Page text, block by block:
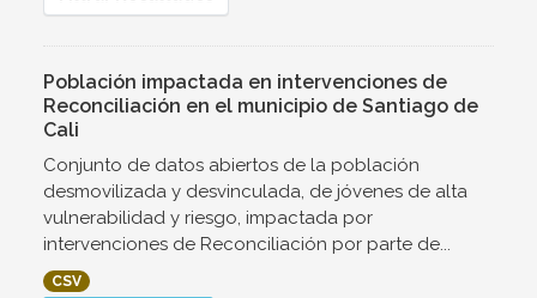
Población impactada en intervenciones de
Reconciliación en el municipio de Santiago de
Cali
Conjunto de datos abiertos de la población
desmovilizada y desvinculada, de jóvenes de alta
vulnerabilidad y riesgo, impactada por
intervenciones de Reconciliación por parte de...
CSV